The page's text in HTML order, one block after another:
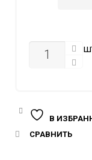
КОЛИЧЕСТВО
В
СРАВНИТЬ